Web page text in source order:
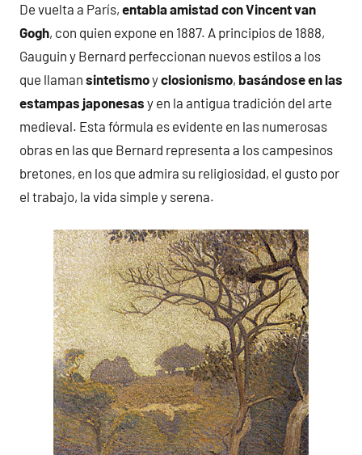
De vuelta a París, entabla amistad con Vincent van
Gogh, con quien expone en 1887. A principios de 1888,
Gauguin y Bernard perfeccionan nuevos estilos a los
que llaman sintetismoyclosionismo, basándose en las
estampas japonesas y en la antigua tradición del arte
medieval. Esta fórmula es evidente en las numerosas
obras en las que Bernard representa a los campesinos
bretones, en los que admira su religiosidad, el gusto por
el trabajo, la vida simple y serena.